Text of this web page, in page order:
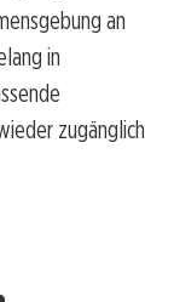
an
in
zugänglich